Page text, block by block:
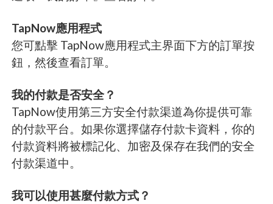
TapNow應用程式
您可點擊 TapNow應用程式主界面下方的訂單按
鈕，然後查看訂單。
我的付款是否安全？
TapNow使用第三方安全付款渠道為你提供可靠
的付款平台。如果你選擇儲存付款卡資料，你的
付款資料將被標記化、加密及保存在我們的安全
付款渠道中。
我可以使用甚麼付款方式？